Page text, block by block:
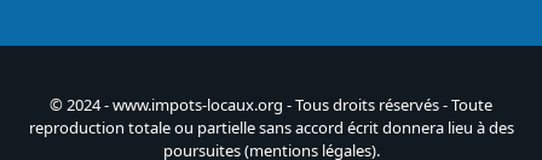
© 2024 - www.impots-locaux.org - Tous droits réservés - Toute
reproduction totale ou partielle sans accord écrit donnera lieu à des
poursuites (mentions légales).